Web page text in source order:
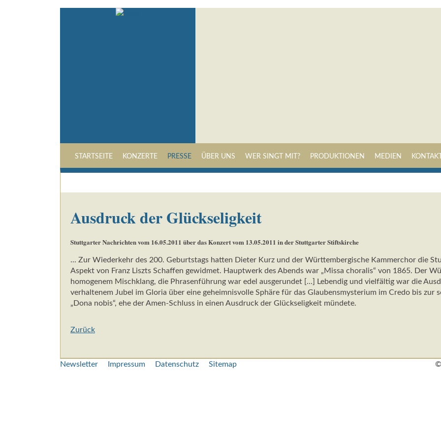
STARTSEITE KONZERTE PRESSE ÜBER UNS WER SINGT MIT? PRODUKTIONEN MEDIEN
Ausdruck der Glückseligkeit
Stuttgarter Nachrichten vom 16.05.2011 über das Konzert vom 13.05.2011 in der Stuttgarter Stiftskirche
... Zur Wiederkehr des 200. Geburtstags hatten Dieter Kurz und der Württembergische Kammerchor die
Aspekt von Franz Liszts Schaffen gewidmet. Hauptwerk des Abends war „Missa choralis“ von 1865. Der
homogenem Mischklang, die Phrasenführung war edel ausgerundet [...] Lebendig und vielfältig war die
verhaltenem Jubel im Gloria über eine geheimnisvolle Sphäre für das Glaubensmysterium im Credo bis zur
„Dona nobis“, ehe der Amen-Schluss in einen Ausdruck der Glückseligkeit mündete.
Zurück
Navigation
Newsletter Impressum Datenschutz Sitemap ©